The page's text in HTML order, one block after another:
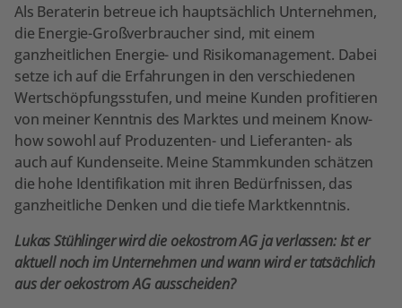
Als Beraterin betreue ich hauptsächlich Unternehmen,
die Energie-Großverbraucher sind, mit einem
ganzheitlichen Energie- und Risikomanagement. Dabei
setze ich auf die Erfahrungen in den verschiedenen
Wertschöpfungsstufen, und meine Kunden profitieren
von meiner Kenntnis des Marktes und meinem Know-
how sowohl auf Produzenten- und Lieferanten- als
auch auf Kundenseite. Meine Stammkunden schätzen
die hohe Identifikation mit ihren Bedürfnissen, das
ganzheitliche Denken und die tiefe Marktkenntnis.
Lukas Stühlinger wird die oekostrom AG ja verlassen: Ist er
aktuell noch im Unternehmen und wann wird er tatsächlich
aus der oekostrom AG ausscheiden?